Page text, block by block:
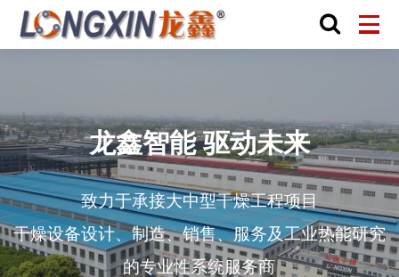
龙鑫智能 驱动未来
致力于承接大中型干燥工程项目
干燥设备设计、制造、销售、服务及工业热能研究
的专业性系统服务商